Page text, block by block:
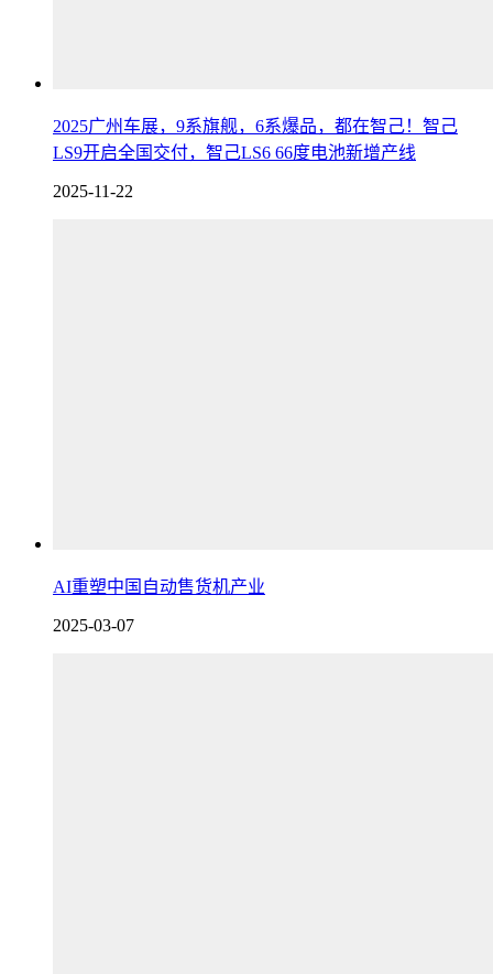
2025广州车展，9系旗舰，6系爆品，都在智己！智己
LS9开启全国交付，智己LS6 66度电池新增产线
2025-11-22
AI重塑中国自动售货机产业
2025-03-07